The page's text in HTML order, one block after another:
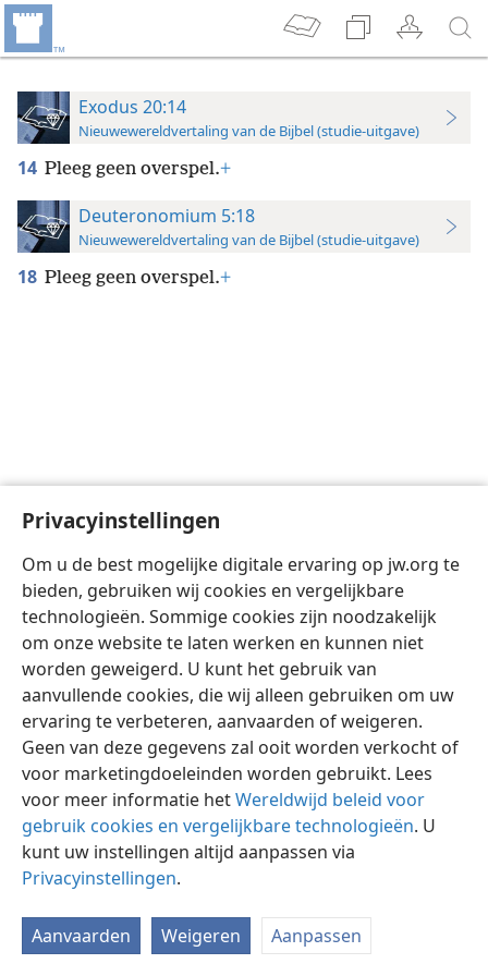
Privacyinstellingen
Om u de best mogelijke digitale ervaring op jw.org te
bieden, gebruiken wij cookies en vergelijkbare
technologieën. Sommige cookies zijn noodzakelijk
om onze website te laten werken en kunnen niet
worden geweigerd. U kunt het gebruik van
aanvullende cookies, die wij alleen gebruiken om uw
ervaring te verbeteren, aanvaarden of weigeren.
Geen van deze gegevens zal ooit worden verkocht of
voor marketingdoeleinden worden gebruikt. Lees
voor meer informatie hetWereldwijd beleid voor
gebruik cookies en vergelijkbare technologieën. U
kunt uw instellingen altijd aanpassen via
Privacyinstellingen.
Aanvaarden Weigeren Aanpassen
Exodus 20:14
Nieuwewereldvertaling van de Bijbel (studie-uitgave)
14 Pleeg geen overspel.+
Deuteronomium 5:18
Nieuwewereldvertaling van de Bijbel (studie-uitgave)
18 Pleeg geen overspel.+
Nederlands Instellingen
Copyright © 2026 Watch Tower Bible and Tract Society of Pennsylvania
Gebruiksvoorwaarden Privacybeleid
JW.ORG
Inloggen